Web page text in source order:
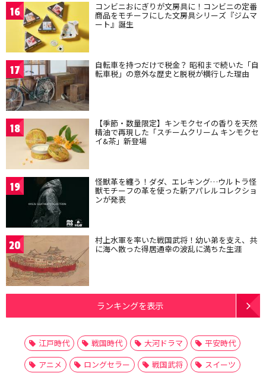
16 コンビニおにぎりが文房具に！コンビニの定番
商品をモチーフにした文房具シリーズ『ジムマ
ート』誕生
17 自転車を持つだけで税金？ 昭和まで続いた「自
転車税」の意外な歴史と脱税が横行した理由
18 【季節・数量限定】キンモクセイの香りを天然
精油で再現した「スチームクリーム キンモクセ
イ&茶」新登場
19 怪獣革を纏う！ダダ、エレキング…ウルトラ怪
獣モチーフの革を使った新アパレルコレクショ
ンが発表
20 村上水軍を率いた戦国武将！幼い弟を支え、共
に海へ散った得居通幸の波乱に満ちた生涯
ランキングを表示
江戸時代 戦国時代 大河ドラマ
平安時代
アニメ
ロングセラー 戦国武将
スイーツ